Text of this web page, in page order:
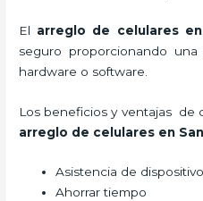
El arreglo de celulares
seguro proporcionando
hardware o software.
Los beneficios y ventajas de
arreglo de celulares en
Asistencia de
Ahorrar tiempo